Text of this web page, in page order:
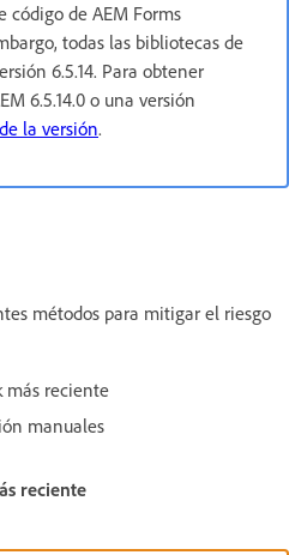
código de AEM Forms
todas las bibliotecas de
6.5.14. Para obtener
6.5.14.0 o una versión
la versión.
métodos para mitigar el riesgo
más reciente
manuales
reciente